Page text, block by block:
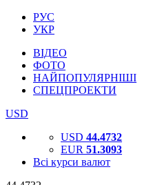
РУС
УКР
ВІДЕО
ФОТО
НАЙПОПУЛЯРНІШІ
СПЕЦПРОЕКТИ
USD
USD 44.4732
EUR 51.3093
Всі курси валют